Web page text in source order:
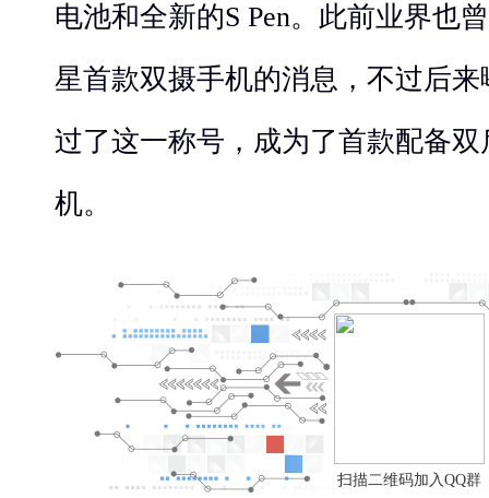
电池和全新的S Pen。此前业界也
星首款双摄手机的消息，不过后来
过了这一称号，成为了首款配备
机。
扫描二维码加入QQ群